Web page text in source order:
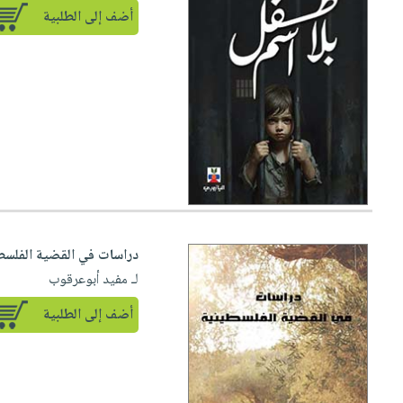
أضف إلى الطلبية
دراسات في القضية
لـ مفيد أبوعرقوب
أضف إلى الطلبية